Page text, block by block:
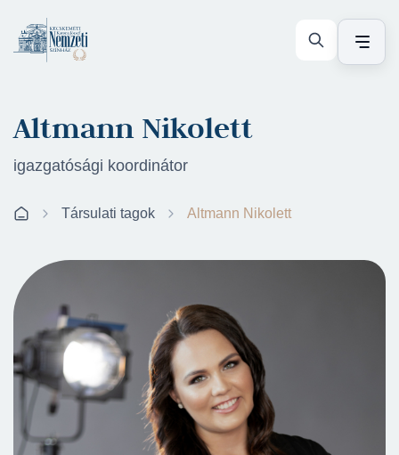
Altmann Nikolett
igazgatósági koordinátor
Társulati tagok Altmann Nikolett